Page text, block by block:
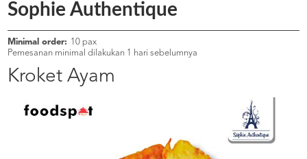
OUR
COMPANY
KATA
MEREKA
KATALOG
PROGRAM
Sophie Authentique
Minimal order: 10 pax
Pemesanan minimal dilakukan 1 hari sebelumnya
Kroket Ayam